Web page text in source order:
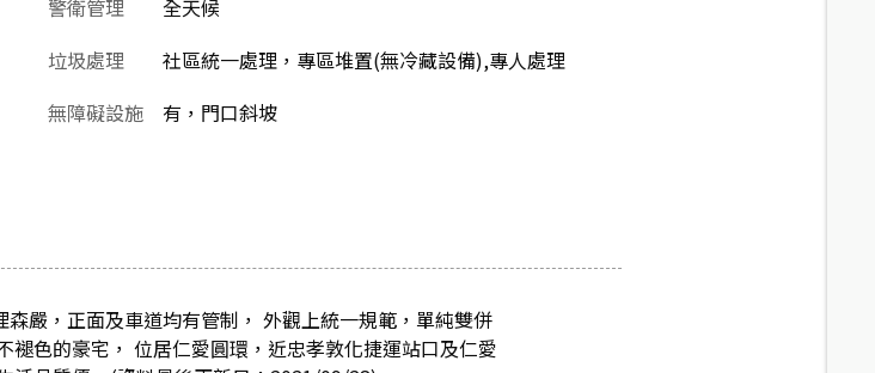
警衛管理
全天候
垃圾處理
社區統一處理，專區堆置(無冷藏設備),專人處理
無障礙設施
有，門口斜坡
嚴，正面及車道均有管制， 外觀上統一規範，單純雙併
色的豪宅， 位居仁愛圓環，近忠孝敦化捷運站口及仁愛